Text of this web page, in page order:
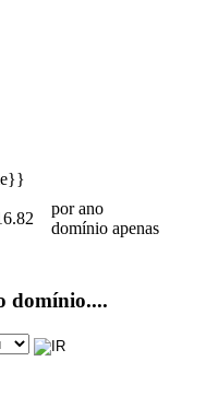
por ano
domínio apenas
domínio....